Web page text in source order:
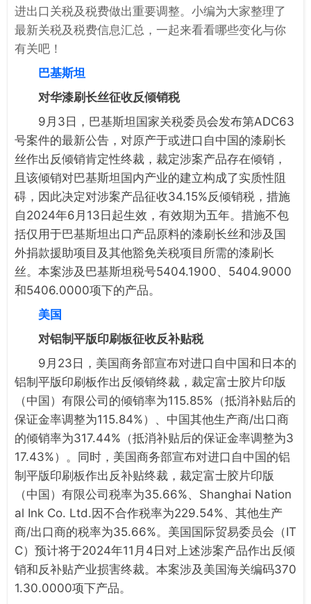
进出口关税及税费做出重要调整。小编为大家整理了
最新关税及税费信息汇总，一起来看看哪些变化与你
有关吧！
巴基斯坦
对华漆刷长丝征收反倾销税
9月3日，巴基斯坦国家关税委员会发布第ADC63
号案件的最新公告，对原产于或进口自中国的漆刷长
丝作出反倾销肯定性终裁，裁定涉案产品存在倾销，
且该倾销对巴基斯坦国内产业的建立构成了实质性阻
碍，因此决定对涉案产品征收34.15%反倾销税，措施
自2024年6月13日起生效，有效期为五年。措施不包
括仅用于巴基斯坦出口产品原料的漆刷长丝和涉及国
外捐款援助项目及其他豁免关税项目所需的漆刷长
丝。本案涉及巴基斯坦税号5404.1900、5404.9000
和5406.0000项下的产品。
美国
对铝制平版印刷板征收反补贴税
9月23日，美国商务部宣布对进口自中国和日本的
铝制平版印刷板作出反倾销终裁，裁定富士胶片印版
（中国）有限公司的倾销率为115.85%（抵消补贴后的
保证金率调整为115.84%）、中国其他生产商/出口商
的倾销率为317.44%（抵消补贴后的保证金率调整为3
17.43%）。同时，美国商务部宣布对进口自中国的铝
制平版印刷板作出反补贴终裁，裁定富士胶片印版
（中国）有限公司税率为35.66%、Shanghai Nation
al Ink Co. Ltd.因不合作税率为229.54%、其他生产
商/出口商的税率为35.66%。美国国际贸易委员会（IT
C）预计将于2024年11月4日对上述涉案产品作出反倾
销和反补贴产业损害终裁。本案涉及美国海关编码370
1.30.0000项下产品。